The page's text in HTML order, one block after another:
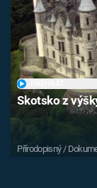
Skotsko z
Přírodopisný /